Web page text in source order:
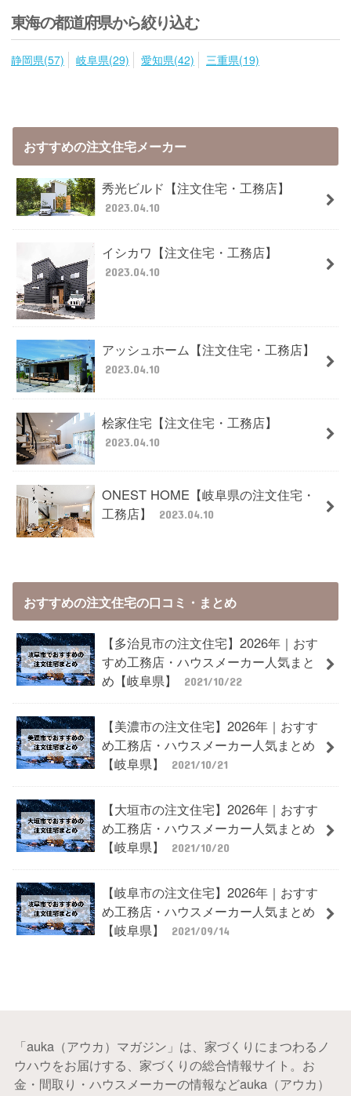
東海の都道府県から絞り込む
静岡県(57) 岐阜県(29) 愛知県(42) 三重県(19)
おすすめの注文住宅メーカー
秀光ビルド【注文住宅・工務店】
2023.04.10
イシカワ【注文住宅・工務店】
2023.04.10
アッシュホーム【注文住宅・工務店】
2023.04.10
桧家住宅【注文住宅・工務店】
2023.04.10
ONEST HOME【岐阜県の注文住宅・
工務店】
2023.04.10
おすすめの注文住宅の口コミ・まとめ
【多治見市の注文住宅】2026年｜おす
すめ工務店・ハウスメーカー人気まと
め【岐阜県】
2021/10/22
【美濃市の注文住宅】2026年｜おすす
め工務店・ハウスメーカー人気まとめ
【岐阜県】
2021/10/21
【大垣市の注文住宅】2026年｜おすす
め工務店・ハウスメーカー人気まとめ
【岐阜県】
2021/10/20
【岐阜市の注文住宅】2026年｜おすす
め工務店・ハウスメーカー人気まとめ
【岐阜県】
2021/09/14
「auka（アウカ）マガジン」は、家づくりにまつわるノ
ウハウをお届けする、家づくりの総合情報サイト。お
金・間取り・ハウスメーカーの情報などauka（アウカ）